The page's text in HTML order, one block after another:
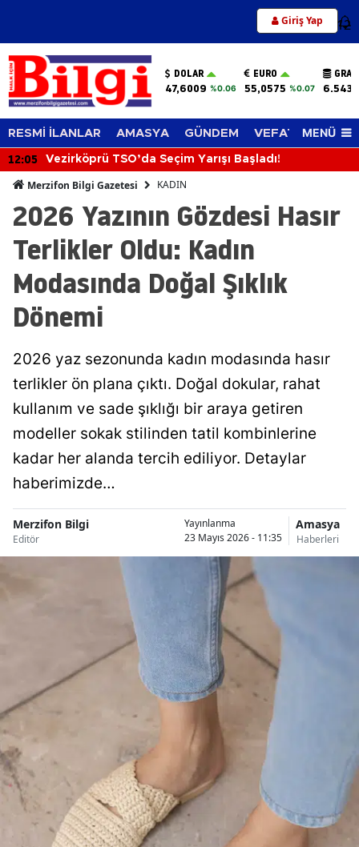
Giriş Yap 12
DOLAR
47,6009 %0.06
EURO
55,0575 %0.07
RESMİ İLANLAR AMASYA GÜNDEM VEFAT EDENLER
MENÜ
12:05 Vezirköprü TSO’da Seçim Yarışı Başladı!
Merzifon Bilgi Gazetesi KADIN
2026 Yazının Gözdesi Hasır
Terlikler Oldu: Kadın
Modasında Doğal Şıklık
Dönemi
2026 yaz sezonunda kadın modasında hasır
terlikler ön plana çıktı. Doğal dokular, rahat
kullanım ve sade şıklığı bir araya getiren
modeller sokak stilinden tatil kombinlerine
kadar her alanda tercih ediliyor. Detaylar
haberimizde…
Merzifon Bilgi
Editör
Yayınlanma
23 Mayıs 2026 - 11:35
Amasya
Haberleri